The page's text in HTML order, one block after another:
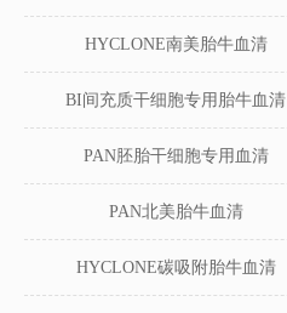
HYCLONE南美胎牛血清
BI间充质干细胞专用胎牛血清
PAN胚胎干细胞专用血清
PAN北美胎牛血清
HYCLONE碳吸附胎牛血清